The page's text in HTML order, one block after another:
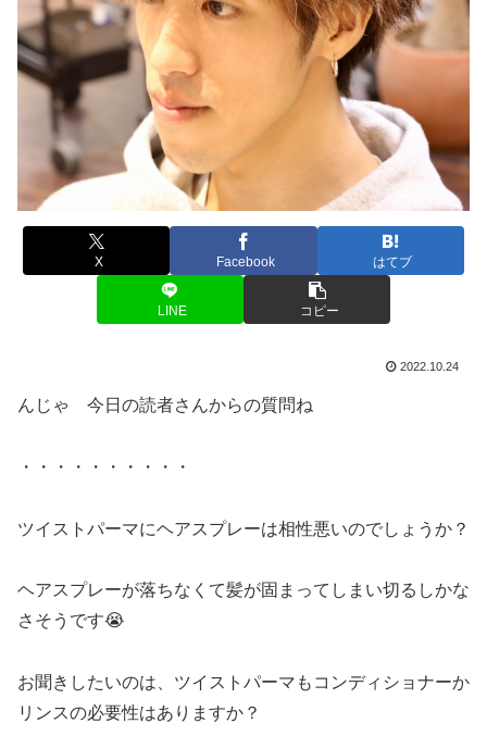
X Facebook はてブ
LINE コピー
2022.10.24
んじゃ 今日の読者さんからの質問ね
・・・・・・・・・・
ツイストパーマにヘアスプレーは相性悪いのでしょうか？
ヘアスプレーが落ちなくて髪が固まってしまい切るしかな
さそうです😭
お聞きしたいのは、ツイストパーマもコンディショナーか
リンスの必要性はありますか？